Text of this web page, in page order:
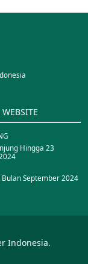
Hingga 23
Bulan September 2024
Indonesia.